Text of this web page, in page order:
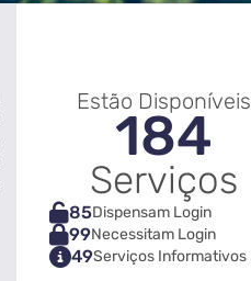
Estão Disponíveis
184
Serviços
85Dispensam Login
99Necessitam Login
49Serviços Informativos